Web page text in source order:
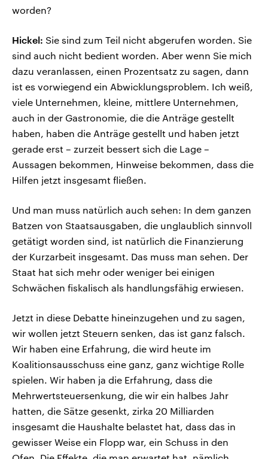
worden?
Hickel: Sie sind zum Teil nicht abgerufen worden. Sie
sind auch nicht bedient worden. Aber wenn Sie mich
dazu veranlassen, einen Prozentsatz zu sagen, dann
ist es vorwiegend ein Abwicklungsproblem. Ich weiß,
viele Unternehmen, kleine, mittlere Unternehmen,
auch in der Gastronomie, die die Anträge gestellt
haben, haben die Anträge gestellt und haben jetzt
gerade erst – zurzeit bessert sich die Lage –
Aussagen bekommen, Hinweise bekommen, dass die
Hilfen jetzt insgesamt fließen.
Und man muss natürlich auch sehen: In dem ganzen
Batzen von Staatsausgaben, die unglaublich sinnvoll
getätigt worden sind, ist natürlich die Finanzierung
der Kurzarbeit insgesamt. Das muss man sehen. Der
Staat hat sich mehr oder weniger bei einigen
Schwächen fiskalisch als handlungsfähig erwiesen.
Jetzt in diese Debatte hineinzugehen und zu sagen,
wir wollen jetzt Steuern senken, das ist ganz falsch.
Wir haben eine Erfahrung, die wird heute im
Koalitionsausschuss eine ganz, ganz wichtige Rolle
spielen. Wir haben ja die Erfahrung, dass die
Mehrwertsteuersenkung, die wir ein halbes Jahr
hatten, die Sätze gesenkt, zirka 20 Milliarden
insgesamt die Haushalte belastet hat, dass das in
gewisser Weise ein Flopp war, ein Schuss in den